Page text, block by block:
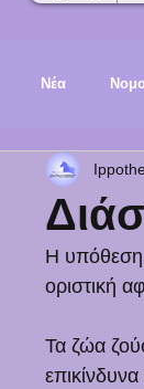
Νέα
Η υπόθεση
οριστική
Τα ζώα